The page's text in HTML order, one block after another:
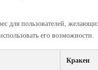
для пользователей,
его возможности.
Кракен